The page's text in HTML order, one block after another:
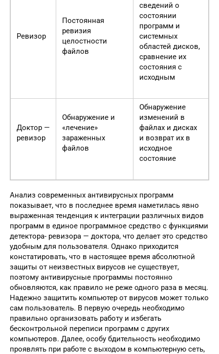
Ревизор
Постоянная
ревизия
целостности
файлов
сведений о
состоянии
программ и
системных
областей дисков,
сравнение их
состояния с
исходным
Доктор —
ревизор
Обнаружение и
«лечение»
зараженных
файлов
Обнаружение
изменений в
файлах и дисках
и возврат их в
исходное
состояние
Анализ современных антивирусных программ
показывает, что в последнее время наметилась явно
выраженная тенденция к интеграции различных видов
программ в единое программное средство с функциями
детектора- ревизора — доктора, что делает это средство
удобным для пользователя. Однако приходится
констатировать, что в настоящее время абсолютной
защиты от неизвестных вирусов не существует,
поэтому антивирусные программы постоянно
обновляются, как правило не реже одного раза в месяц.
Надежно защитить компьютер от вирусов может только
сам пользователь. В первую очередь необходимо
правильно организовать работу и избегать
бесконтрольной переписи программ с других
компьютеров. Далее, особу бдительность необходимо
проявлять при работе с выходом в компьютерную сеть,